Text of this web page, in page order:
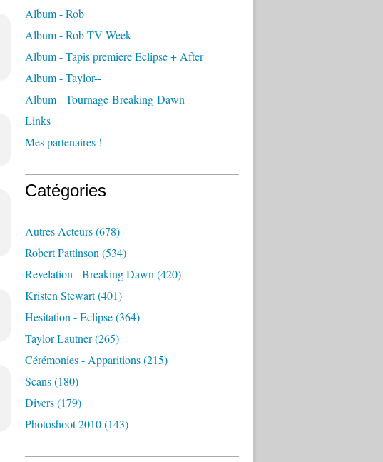
Album - Rob
Album - Rob TV Week
Album - Tapis premiere Eclipse + After
Album - Taylor--
Album - Tournage-Breaking-Dawn
Links
Mes partenaires !
Catégories
Autres Acteurs(678)
Robert Pattinson (534)
Revelation - Breaking Dawn (420)
Kristen Stewart(401)
Hesitation - Eclipse(364)
Taylor Lautner(265)
Cérémonies - Apparitions(215)
Scans(180)
Divers(179)
Photoshoot 2010(143)